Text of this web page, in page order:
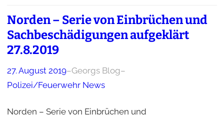
Norden – Serie von Einbrüchen und
Sachbeschädigungen aufgeklärt
27.8.2019
27. August 2019–Georgs Blog–
Polizei/Feuerwehr News
Norden – Serie von Einbrüchen und